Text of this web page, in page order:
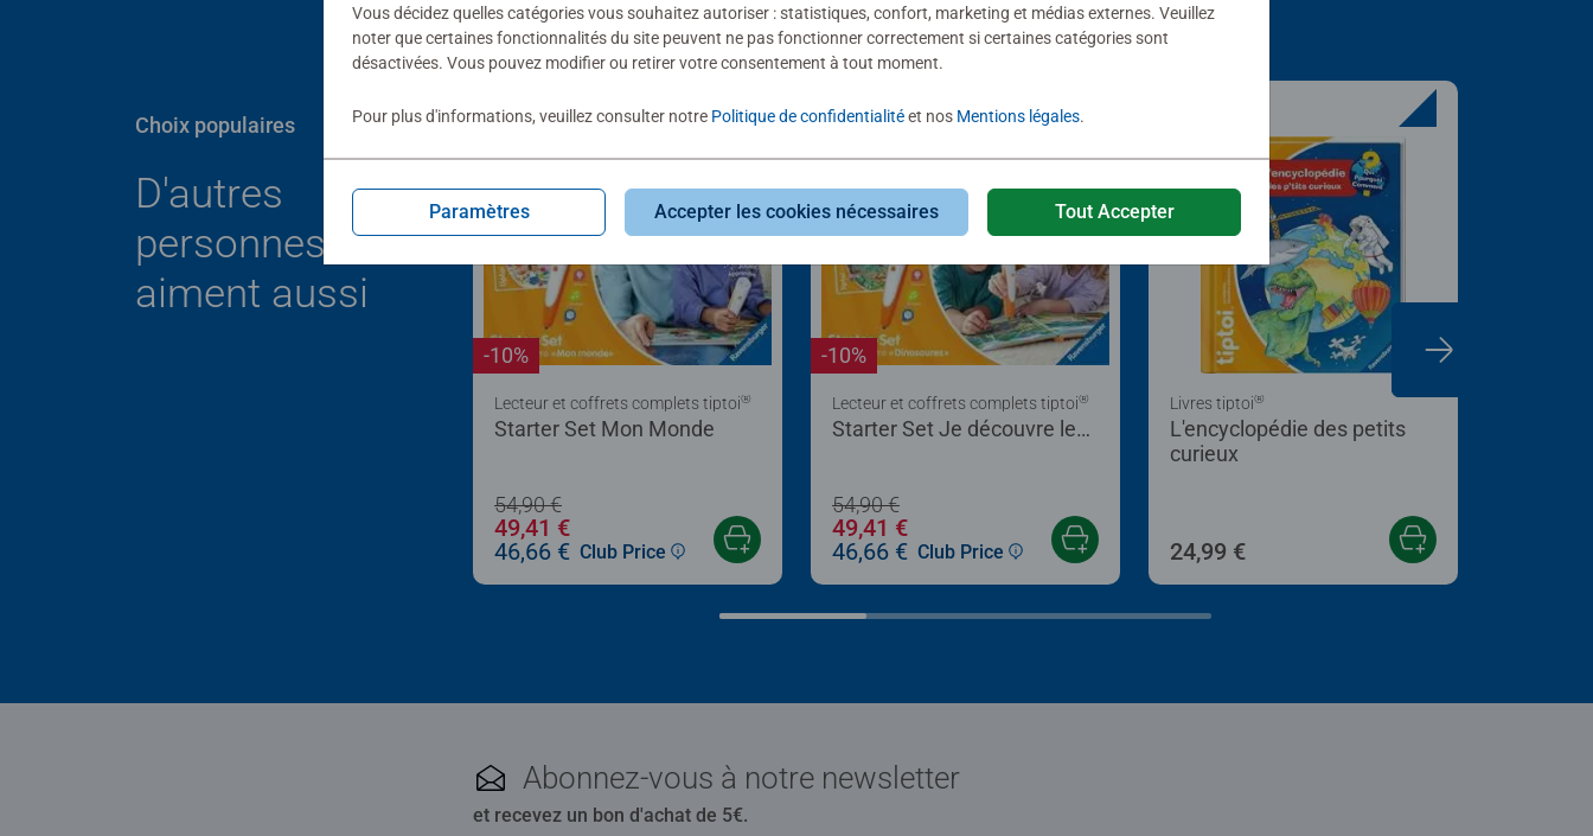
Choix populaires
D'autres
personnes
aiment aussi
Starter Set Mon Monde
-10%
Lecteur et coffrets complets tiptoi®
54,90 €
49,41 €
46,66 € Club Price
Starter Set Je découvre les
-10%
Lecteur et coffrets complets tiptoi®
54,90 €
49,41 €
46,66 € Club Price
L'encyclopédie des petits
curieux
Livres tiptoi®
24,99 €
Abonnez-vous à notre newsletter
et recevez un bon d'achat de 5€.
Vous décidez quelles catégories vous souhaitez autoriser : statistiques, confort, marketing et médias externes. Veuillez
noter que certaines fonctionnalités du site peuvent ne pas fonctionner correctement si certaines catégories sont
désactivées. Vous pouvez modifier ou retirer votre consentement à tout moment.
Pour plus d'informations, veuillez consulter notre Politique de confidentialitéet nos Mentions légales.
Paramètres Accepter les cookies nécessaires Tout Accepter